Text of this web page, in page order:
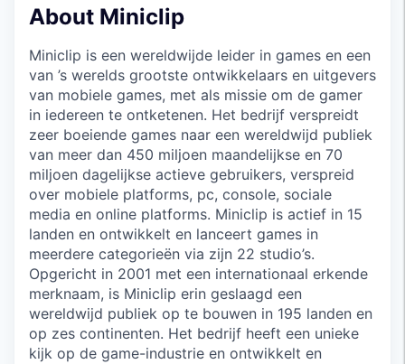
About Miniclip
Miniclip is een wereldwijde leider in games en een
van ’s werelds grootste ontwikkelaars en uitgevers
van mobiele games, met als missie om de gamer
in iedereen te ontketenen. Het bedrijf verspreidt
zeer boeiende games naar een wereldwijd publiek
van meer dan 450 miljoen maandelijkse en 70
miljoen dagelijkse actieve gebruikers, verspreid
over mobiele platforms, pc, console, sociale
media en online platforms. Miniclip is actief in 15
landen en ontwikkelt en lanceert games in
meerdere categorieën via zijn 22 studio’s.
Opgericht in 2001 met een internationaal erkende
merknaam, is Miniclip erin geslaagd een
wereldwijd publiek op te bouwen in 195 landen en
op zes continenten. Het bedrijf heeft een unieke
kijk op de game-industrie en ontwikkelt en